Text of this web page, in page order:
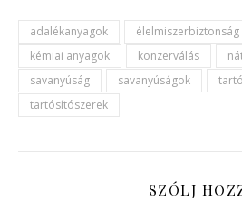
adalékanyagok élelmiszerbiztonság
kémiai anyagok
konzerválás
savanyúság
savanyúságok
tartósítószerek
SZÓLJ